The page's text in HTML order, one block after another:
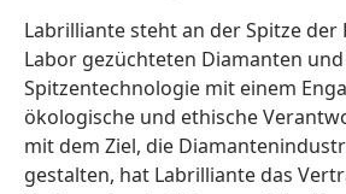
Labrilliante steht an der Spitze der
Labor gezüchteten Diamanten
Spitzentechnologie mit einem
ökologische und ethische
mit dem Ziel, die
gestalten, hat Labrilliante das